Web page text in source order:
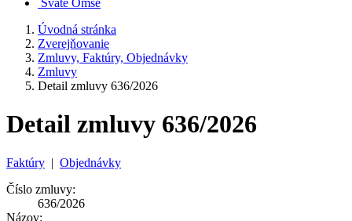
Úvodná stránka
Zverejňovanie
Zmluvy, Faktúry, Objednávky
Zmluvy
Detail zmluvy 636/2026
Detail zmluvy 636/2026
Faktúry | Objednávky
Číslo zmluvy:
636/2026
Názov: